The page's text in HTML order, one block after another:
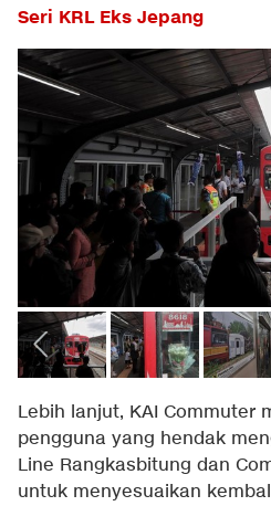
Seri KRL Eks Jepang
Lebih lanjut, KAI Commuter
pengguna yang hendak
Line Rangkasbitung dan
untuk menyesuaikan